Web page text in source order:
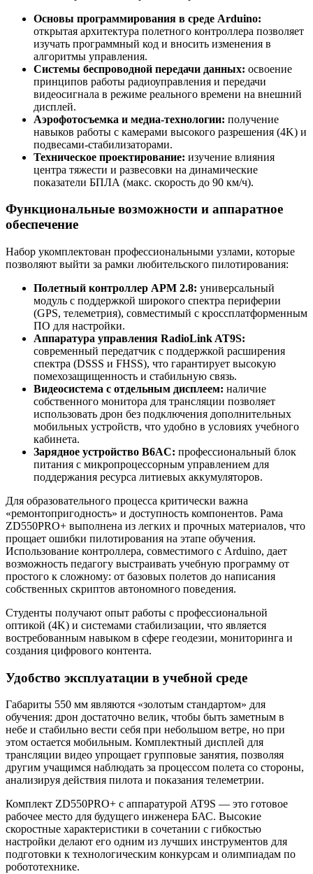
Основы программирования в среде Arduino:
открытая архитектура полетного контроллера позволяет
изучать программный код и вносить изменения в
алгоритмы управления.
Системы беспроводной передачи данных: освоение
принципов работы радиоуправления и передачи
видеосигнала в режиме реального времени на внешний
дисплей.
Аэрофотосъемка и медиа-технологии: получение
навыков работы с камерами высокого разрешения (4K) и
подвесами-стабилизаторами.
Техническое проектирование: изучение влияния
центра тяжести и развесовки на динамические
показатели БПЛА (макс. скорость до 90 км/ч).
Функциональные возможности и аппаратное
обеспечение
Набор укомплектован профессиональными узлами, которые
позволяют выйти за рамки любительского пилотирования:
Полетный контроллер APM 2.8: универсальный
модуль с поддержкой широкого спектра периферии
(GPS, телеметрия), совместимый с кроссплатформенным
ПО для настройки.
Аппаратура управления RadioLink AT9S:
современный передатчик с поддержкой расширения
спектра (DSSS и FHSS), что гарантирует высокую
помехозащищенность и стабильную связь.
Видеосистема с отдельным дисплеем: наличие
собственного монитора для трансляции позволяет
использовать дрон без подключения дополнительных
мобильных устройств, что удобно в условиях учебного
кабинета.
Зарядное устройство B6AC: профессиональный блок
питания с микропроцессорным управлением для
поддержания ресурса литиевых аккумуляторов.
Для образовательного процесса критически важна
«ремонтопригодность» и доступность компонентов. Рама
ZD550PRO+ выполнена из легких и прочных материалов, что
прощает ошибки пилотирования на этапе обучения.
Использование контроллера, совместимого с Arduino, дает
возможность педагогу выстраивать учебную программу от
простого к сложному: от базовых полетов до написания
собственных скриптов автономного поведения.
Студенты получают опыт работы с профессиональной
оптикой (4K) и системами стабилизации, что является
востребованным навыком в сфере геодезии, мониторинга и
создания цифрового контента.
Удобство эксплуатации в учебной среде
Габариты 550 мм являются «золотым стандартом» для
обучения: дрон достаточно велик, чтобы быть заметным в
небе и стабильно вести себя при небольшом ветре, но при
этом остается мобильным. Комплектный дисплей для
трансляции видео упрощает групповые занятия, позволяя
другим учащимся наблюдать за процессом полета со стороны,
анализируя действия пилота и показания телеметрии.
Комплект ZD550PRO+ с аппаратурой AT9S — это готовое
рабочее место для будущего инженера БАС. Высокие
скоростные характеристики в сочетании с гибкостью
настройки делают его одним из лучших инструментов для
подготовки к технологическим конкурсам и олимпиадам по
робототехнике.